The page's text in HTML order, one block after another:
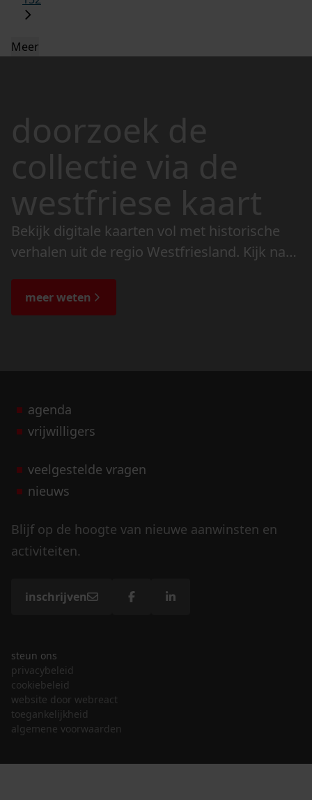
Meer
doorzoek de
collectie via de
westfriese kaart
Bekijk digitale kaarten vol met historische
verhalen uit de regio Westfriesland. Kijk naar
de bijzondere verhalen.
meer weten
agenda
vrijwilligers
veelgestelde vragen
nieuws
Blijf op de hoogte van nieuwe aanwinsten en
activiteiten.
inschrijven
steun ons
privacybeleid
cookiebeleid
website door webreact
toegankelijkheid
algemene voorwaarden